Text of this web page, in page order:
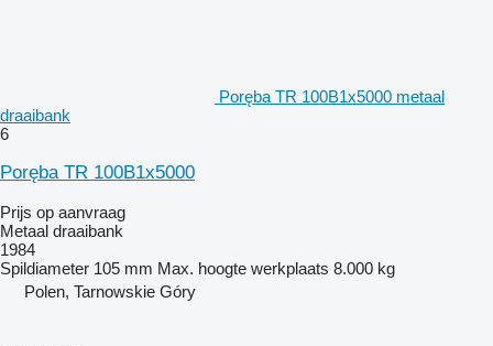
Poręba TR 100B1x5000 metaal
draaibank
6
Poręba TR 100B1x5000
Prijs op aanvraag
Metaal draaibank
1984
Spildiameter 105 mm Max. hoogte werkplaats 8.000 kg
Polen, Tarnowskie Góry